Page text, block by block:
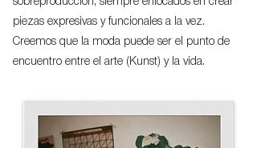
piezas expresivas y funcionales a la vez.
Creemos que la moda puede ser el punto de
encuentro entre el arte (Kunst) y la vida.